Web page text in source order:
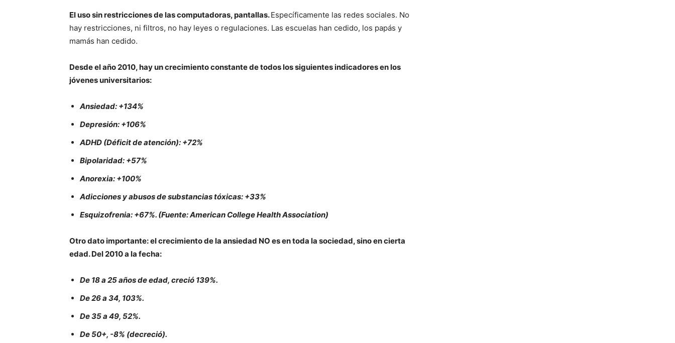
El uso sin restricciones de las computadoras, pantallas.Específicamente las redes sociales. No
hay restricciones, ni filtros, no hay leyes o regulaciones. Las escuelas han cedido, los papás y
mamás han cedido.
Desde el año 2010, hay un crecimiento constante de todos los siguientes indicadores en los
jóvenes universitarios:
Ansiedad: +134%
Depresión: +106%
ADHD (Déficit de atención): +72%
Bipolaridad: +57%
Anorexia: +100%
Adicciones y abusos de substancias tóxicas: +33%
Esquizofrenia: +67%. (Fuente: American College Health Association)
Otro dato importante: el crecimiento de la ansiedad NO es en toda la sociedad, sino en cierta
edad. Del 2010 a la fecha:
De 18 a 25 años de edad, creció 139%.
De 26 a 34, 103%.
De 35 a 49, 52%.
De 50+, -8% (decreció).